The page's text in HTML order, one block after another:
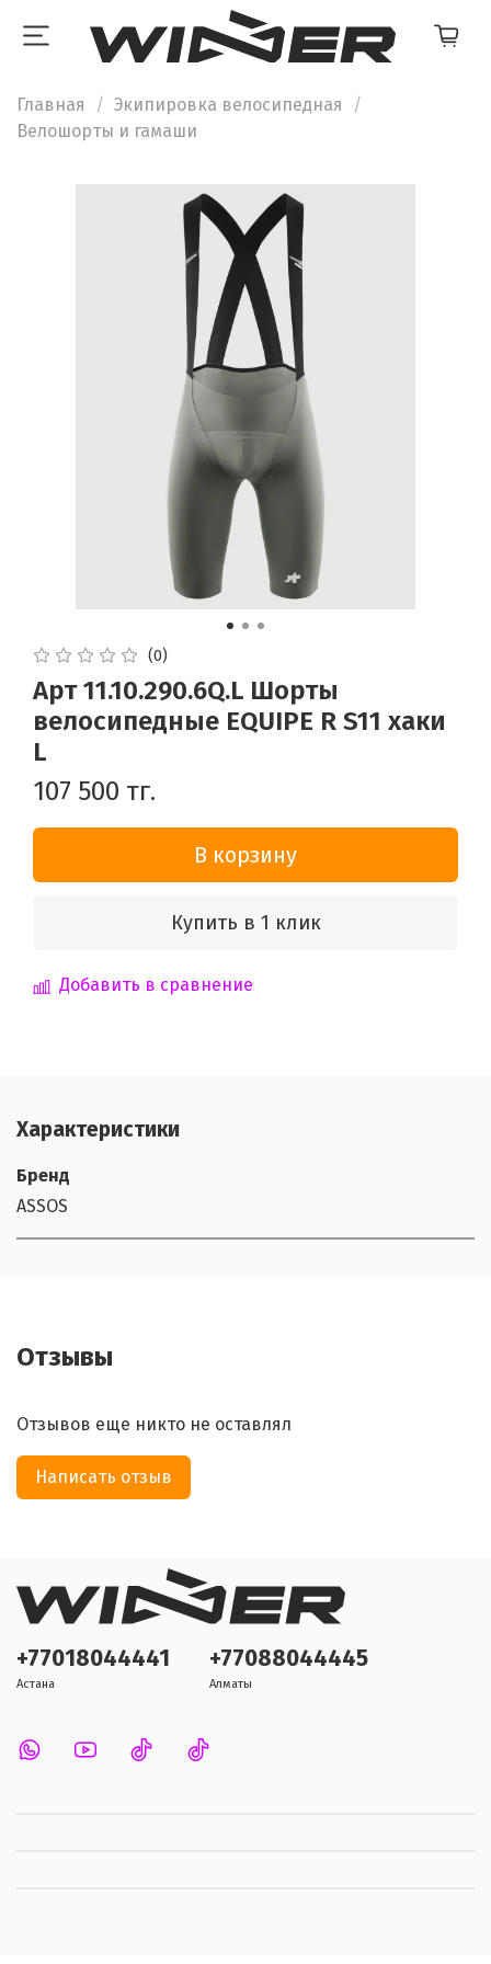
Главная
Экипировка велосипедная
Велошорты и гамаши
(0)
Арт 11.10.290.6Q.L Шорты
велосипедные EQUIPE R S11 хаки
L
107 500 тг.
В корзину
Купить в 1 клик
Добавить в сравнение
Характеристики
Бренд
ASSOS
Отзывы
Отзывов еще никто не оставлял
Написать отзыв
+77018044441
Астана
+77088044445
Алматы